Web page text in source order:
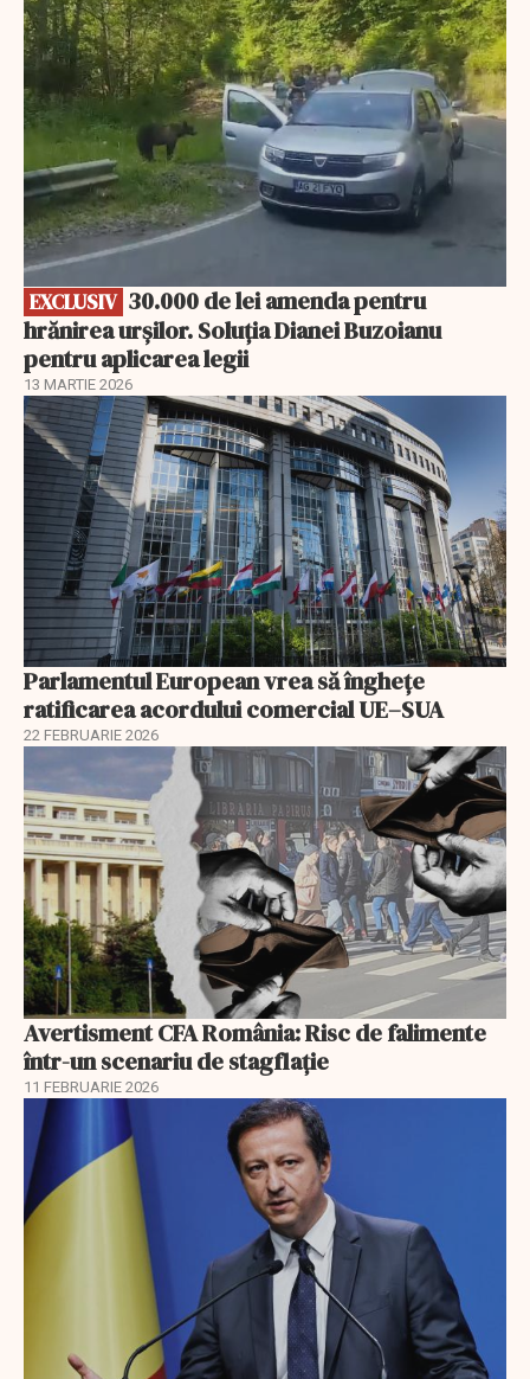
EXCLUSIV
hrănirea urșilor. Soluția Dianei Buzoianu
pentru aplicarea legii
13 MARTIE 2026
Parlamentul European vrea să înghețe
ratificarea acordului comercial UE–SUA
22 FEBRUARIE 2026
Avertisment CFA România: Risc de falimente
într-un scenariu de stagflație
11 FEBRUARIE 2026
EXCLUSIV